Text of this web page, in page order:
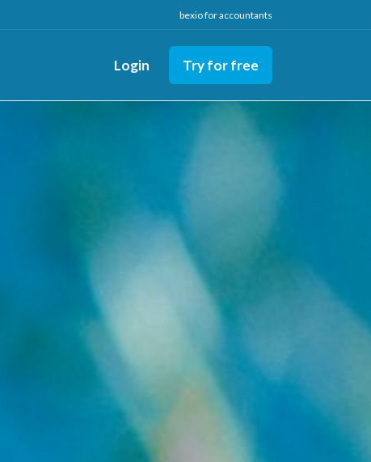
bexio for accountants
Login Try for free